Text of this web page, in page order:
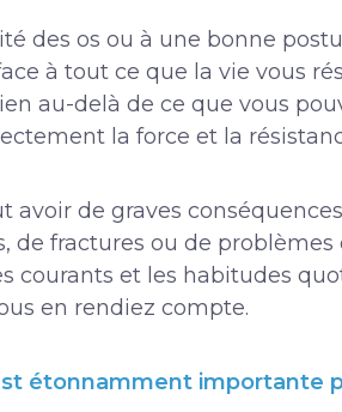
des os ou à une bonne
à tout ce que la vie vous
au-delà de ce que vous
la force et la
avoir de graves
de fractures ou de
courants et les habitudes
en rendiez compte.
étonnamment importante